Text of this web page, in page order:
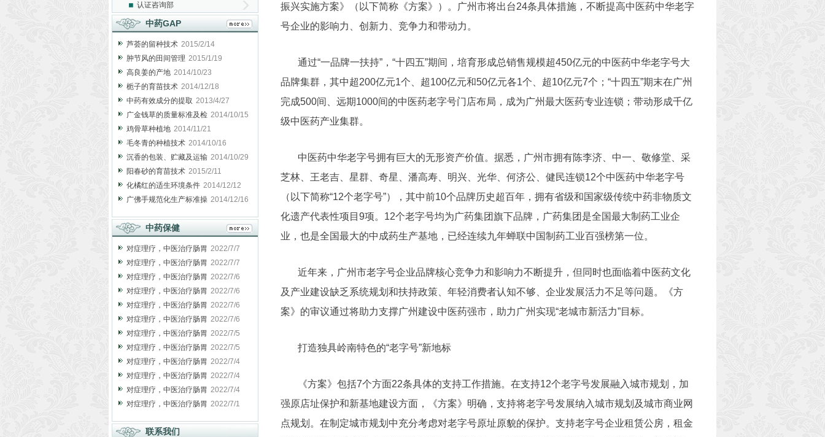
认证咨询部
中药GAP
芦荟的留种技术 2015/2/14
肿节风的田间管理 2015/1/19
高良姜的产地 2014/10/23
栀子的育苗技术 2014/12/18
中药有效成分的提取 2013/4/27
广金钱草的质量标准及检 2014/10/15
鸡骨草种植地 2014/11/21
毛冬青的种植技术 2014/10/16
沉香的包装、贮藏及运输 2014/10/29
阳春砂的育苗技术 2015/2/11
化橘红的适生环境条件 2014/12/12
广佛手规范化生产标准操 2014/12/16
中药保健
对症理疗，中医治疗肠胃 2022/7/7
对症理疗，中医治疗肠胃 2022/7/7
对症理疗，中医治疗肠胃 2022/7/6
对症理疗，中医治疗肠胃 2022/7/6
对症理疗，中医治疗肠胃 2022/7/6
对症理疗，中医治疗肠胃 2022/7/6
对症理疗，中医治疗肠胃 2022/7/5
对症理疗，中医治疗肠胃 2022/7/5
对症理疗，中医治疗肠胃 2022/7/4
对症理疗，中医治疗肠胃 2022/7/4
对症理疗，中医治疗肠胃 2022/7/4
对症理疗，中医治疗肠胃 2022/7/1
联系我们
振兴实施方案》（以下简称《方案》）。广州市将出台24条具体措施，不断提高中医药中华老字
号企业的影响力、创新力、竞争力和带动力。
通过“一品牌一扶持”，“十四五”期间，培育形成总销售规模超450亿元的中医药中华老字号大
品牌集群，其中超200亿元1个、超100亿元和50亿元各1个、超10亿元7个；“十四五”期末在广州
完成500间、远期1000间的中医药老字号门店布局，成为广州最大医药专业连锁；带动形成千亿
级中医药产业集群。
中医药中华老字号拥有巨大的无形资产价值。据悉，广州市拥有陈李济、中一、敬修堂、采
芝林、王老吉、星群、奇星、潘高寿、明兴、光华、何济公、健民连锁12个中医药中华老字号
（以下简称“12个老字号”），其中前10个品牌历史超百年，拥有省级和国家级传统中药非物质文
化遗产代表性项目9项。12个老字号均为广药集团旗下品牌，广药集团是全国最大制药工业企
业，也是全国最大的中成药生产基地，已经连续九年蝉联中国制药工业百强榜第一位。
近年来，广州市老字号企业品牌核心竞争力和影响力不断提升，但同时也面临着中医药文化
及产业建设缺乏系统规划和扶持政策、年轻消费者认知不够、企业发展活力不足等问题。《方
案》的审议通过将助力支撑广州建设中医药强市，助力广州实现“老城市新活力”目标。
打造独具岭南特色的“老字号”新地标
《方案》包括7个方面22条具体的支持工作措施。在支持12个老字号发展融入城市规划，加
强原店址保护和新基地建设方面，《方案》明确，支持将老字号发展纳入城市规划及城市商业网
点规划。在制定城市规划中充分考虑对老字号原址原貌的保护。支持老字号企业租赁公房，租金